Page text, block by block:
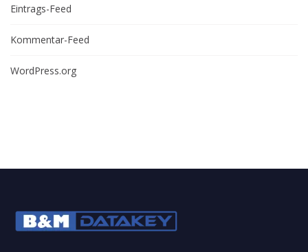
Eintrags-Feed
Kommentar-Feed
WordPress.org